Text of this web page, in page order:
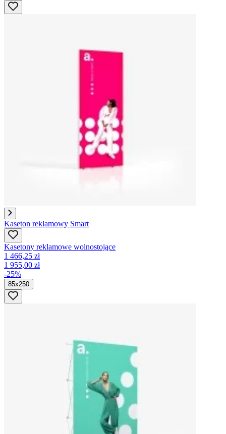
Kaseton reklamowy Smart
Kasetony reklamowe wolnostojące
1 466,25 zł
1 955,00 zł
-25%
85x250